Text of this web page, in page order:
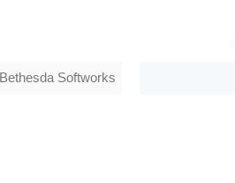
Bethesda Softworks